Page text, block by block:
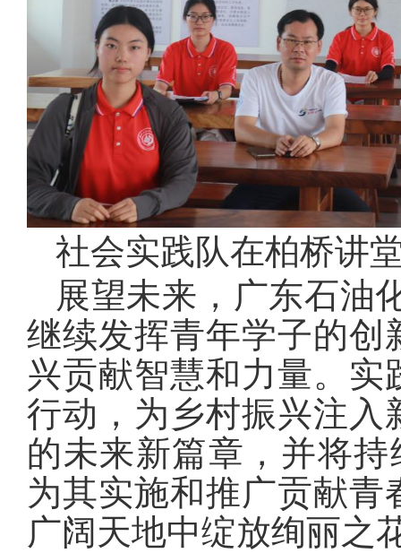
社会实践队在柏桥讲
展望未来，广东石油
继续发挥青年学子的创
兴贡献智慧和力量。
行动，为乡村振兴注入
的未来新篇章，并将持
为其实施和推广贡献
广阔天地中绽放绚丽之